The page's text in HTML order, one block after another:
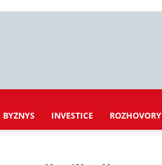
BYZNYS INVESTICE ROZHOVORY